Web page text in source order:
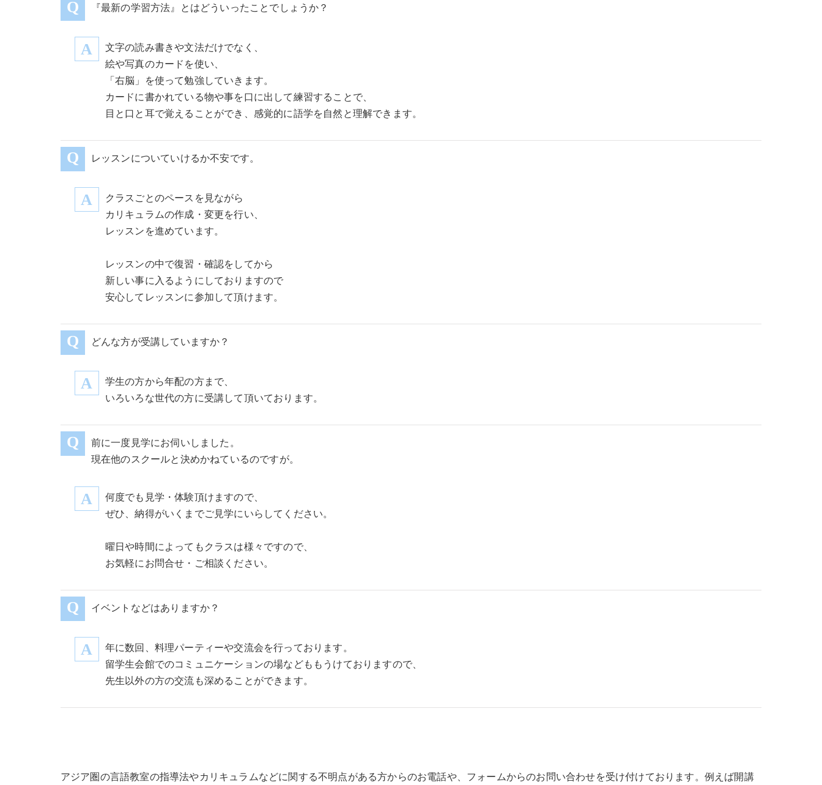
『最新の学習方法』とはどういったことでしょうか？
文字の読み書きや文法だけでなく、
絵や写真のカードを使い、
「右脳」を使って勉強していきます。
カードに書かれている物や事を口に出して練習することで、
目と口と耳で覚えることができ、感覚的に語学を自然と理解できます。
レッスンについていけるか不安です。
クラスごとのペースを見ながら
カリキュラムの作成・変更を行い、
レッスンを進めています。
レッスンの中で復習・確認をしてから
新しい事に入るようにしておりますので
安心してレッスンに参加して頂けます。
どんな方が受講していますか？
学生の方から年配の方まで、
いろいろな世代の方に受講して頂いております。
前に一度見学にお伺いしました。
現在他のスクールと決めかねているのですが。
何度でも見学・体験頂けますので、
ぜひ、納得がいくまでご見学にいらしてください。
曜日や時間によってもクラスは様々ですので、
お気軽にお問合せ・ご相談ください。
イベントなどはありますか？
年に数回、料理パーティーや交流会を行っております。
留学生会館でのコミュニケーションの場などももうけておりますので、
先生以外の方の交流も深めることができます。
アジア圏の言語教室の指導法やカリキュラムなどに関する不明点がある方からのお電話や、フォームからのお問い合わせを受け付けております。例えば開講